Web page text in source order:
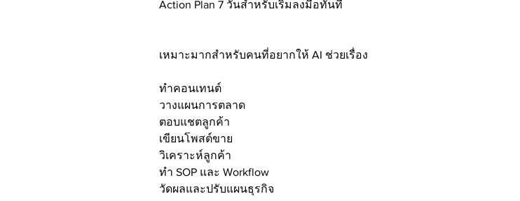
Action Plan 7 วันสำหรับเริ่มลงมือทันที
เหมาะมากสำหรับคนที่อยากให้ AI ช่วยเรื่อง
ทำคอนเทนต์
วางแผนการตลาด
ตอบแชตลูกค้า
เขียนโพสต์ขาย
วิเคราะห์ลูกค้า
ทำ SOP และ Workflow
วัดผลและปรับแผนธุรกิจ